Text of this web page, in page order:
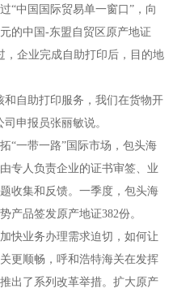
“中国国际贸易单一窗口”，向
的中国-东盟自贸区原产地证
，企业完成自助打印后，目的地
自助打印服务，我们在货物开
申报员张丽敏说。
“一带一路”国际市场，包头海
专人负责企业的证书审签、业
收集和反馈。一季度，包头海
产品签发原产地证382份。
快业务办理需求迫切，如何让
更顺畅，呼和浩特海关在发挥
出了系列改革举措。扩大原产